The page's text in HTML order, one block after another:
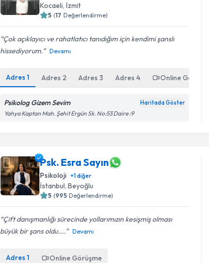
Kocaeli, İzmit
5 (17 Değerlendirme)
Çok açıklayıcı ve rahatlatıcı tanıdığım için kendimi şanslı
hissediyorum.
Devamı
Adres1 Adres 2 Adres3 Adres4 Online Görüşme
Psikolog Gizem Sevim Haritada Göster
Yahya Kaptan Mah. Şehit Ergün Sk. No:53 Daire :9
Psk. Esra Sayın
Psikoloji +1diğer
İstanbul , Beyoğlu
5 (995 Değerlendirme)
Çift danışmanlığı sürecinde yollarımızın kesişmiş olması
büyük bir şans oldu....
Devamı
Adres1 Online Görüşme